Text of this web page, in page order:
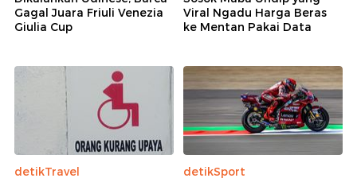
Gagal Juara Friuli Venezia
Giulia Cup
Viral Ngadu Harga Beras
ke Mentan Pakai Data
detikTravel
detikSport